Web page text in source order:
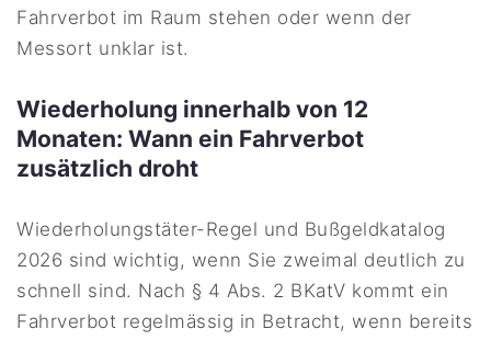
Fahrverbot im Raum stehen oder wenn der
Messort unklar ist.
Wiederholung innerhalb von 12
Monaten: Wann ein Fahrverbot
zusätzlich droht
Wiederholungstäter-Regel und Bußgeldkatalog
2026 sind wichtig, wenn Sie zweimal deutlich zu
schnell sind. Nach § 4 Abs. 2 BKatV kommt ein
Fahrverbot regelmässig in Betracht, wenn bereits